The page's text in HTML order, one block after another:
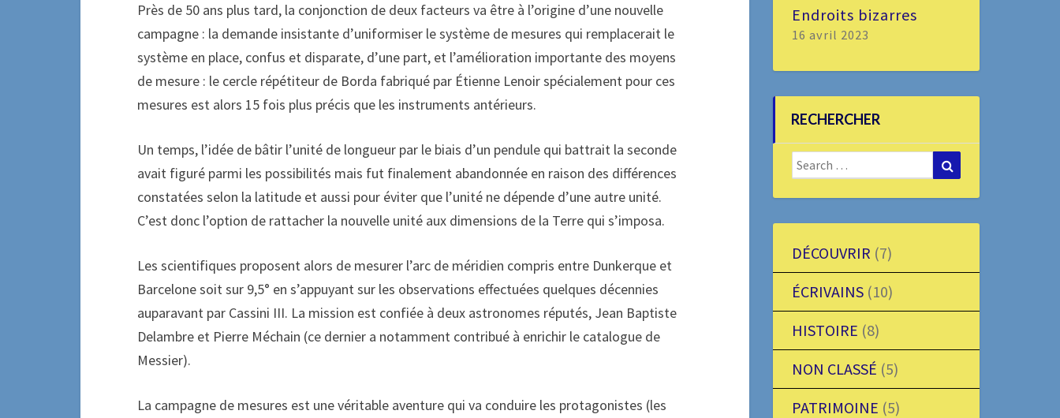
Près de 50 ans plus tard, la conjonction de deux facteurs va être à l’origine d’une nouvelle
campagne : la demande insistante d’uniformiser le système de mesures qui remplacerait le
système en place, confus et disparate, d’une part, et l’amélioration importante des moyens
de mesure : le cercle répétiteur de Borda fabriqué par Étienne Lenoir spécialement pour ces
mesures est alors 15 fois plus précis que les instruments antérieurs.
Un temps, l’idée de bâtir l’unité de longueur par le biais d’un pendule qui battrait la seconde
avait figuré parmi les possibilités mais fut finalement abandonnée en raison des différences
constatées selon la latitude et aussi pour éviter que l’unité ne dépende d’une autre unité.
C’est donc l’option de rattacher la nouvelle unité aux dimensions de la Terre qui s’imposa.
Les scientifiques proposent alors de mesurer l’arc de méridien compris entre Dunkerque et
Barcelone soit sur 9,5° en s’appuyant sur les observations effectuées quelques décennies
auparavant par Cassini III. La mission est confiée à deux astronomes réputés, Jean Baptiste
Delambre et Pierre Méchain (ce dernier a notamment contribué à enrichir le catalogue de
Messier).
La campagne de mesures est une véritable aventure qui va conduire les protagonistes (les
Endroits bizarres
16 avril 2023
RECHERCHER
Search
for:
DÉCOUVRIR (7)
ÉCRIVAINS(10)
HISTOIRE (8)
NON CLASSÉ (5)
PATRIMOINE (5)